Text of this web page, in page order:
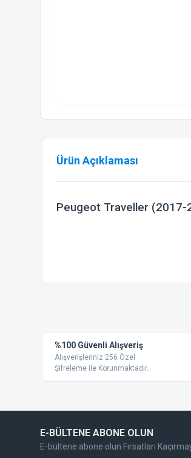
Ürün Açıklaması
Peugeot Traveller
Ürün resmi kalitesiz, bozuk
Ürün açıklamasında eksik bilgiler
Ürün bilgilerinde hatalar bulunuyor.
Ürün fiyatı diğer sitelerden daha
%100 Güvenli Alışveriş
Alışverişleriniz 256 Özel
Şifreleme ile Korunmaktadır.
E-BÜLTENE ABONE OLUN
E-bültene abone olun Fırsatları